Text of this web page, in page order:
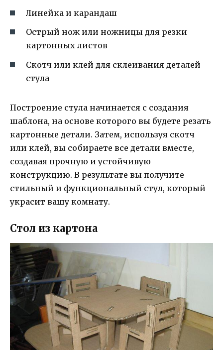
Линейка и карандаш
Острый нож или ножницы для резки
картонных листов
Скотч или клей для склеивания деталей
стула
Построение стула начинается с создания
шаблона, на основе которого вы будете резать
картонные детали. Затем, используя скотч
или клей, вы собираете все детали вместе,
создавая прочную и устойчивую
конструкцию. В результате вы получите
стильный и функциональный стул, который
украсит вашу комнату.
Стол из картона